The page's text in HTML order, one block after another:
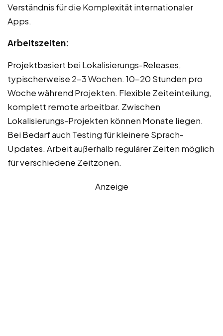
Verständnis für die Komplexität internationaler
Apps.
Arbeitszeiten:
Projektbasiert bei Lokalisierungs-Releases,
typischerweise 2-3 Wochen. 10-20 Stunden pro
Woche während Projekten. Flexible Zeiteinteilung,
komplett remote arbeitbar. Zwischen
Lokalisierungs-Projekten können Monate liegen.
Bei Bedarf auch Testing für kleinere Sprach-
Updates. Arbeit außerhalb regulärer Zeiten möglich
für verschiedene Zeitzonen.
Anzeige